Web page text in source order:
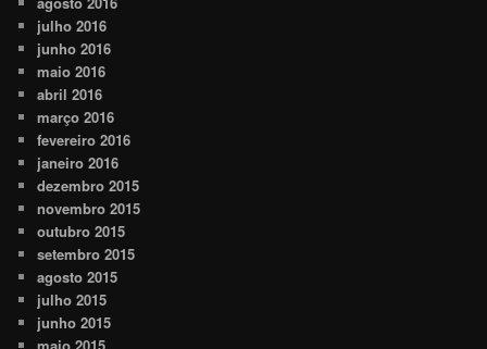
julho 2016
junho 2016
maio 2016
abril 2016
março 2016
fevereiro 2016
janeiro 2016
dezembro 2015
novembro 2015
outubro 2015
setembro 2015
agosto 2015
julho 2015
junho 2015